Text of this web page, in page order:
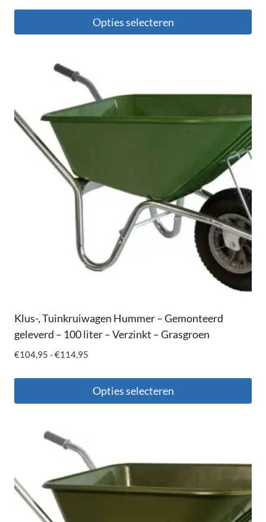
Opties selecteren
Klus-, Tuinkruiwagen Hummer – Gemonteerd
geleverd – 100 liter – Verzinkt – Grasgroen
€104,95 -€114,95
Opties selecteren